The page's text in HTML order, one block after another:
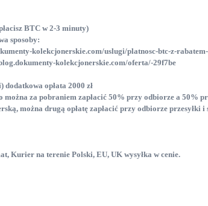
BTC w 2-3 minuty)
sposoby:
kolekcjonerskie.com/uslugi/platnosc-btc-z-
kolekcjonerskie.com/oferta/-29f7be
opłata 2000 zł
można za pobraniem zapłacić 50% przy odbiorze a 50%
można drugą opłatę zapłacić przy odbiorze przesyłki
Kurier na terenie Polski, EU, UK wysyłka w cenie.